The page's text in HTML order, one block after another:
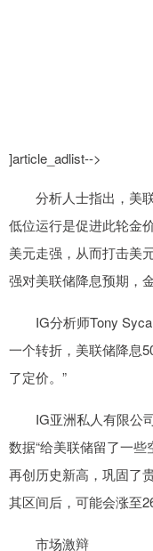
]article_adlist-->
分析人士指出，美联
低位运行是促进此轮金
美元走强，从而打击美
强对美联储降息预期，
IG分析师Tony
一个转折，美联储降息
了定价。”
IG亚洲私人有限公司
数据“给美联储留了一些
再创历史新高，巩固了
其区间后，可能会涨至
市场激辩